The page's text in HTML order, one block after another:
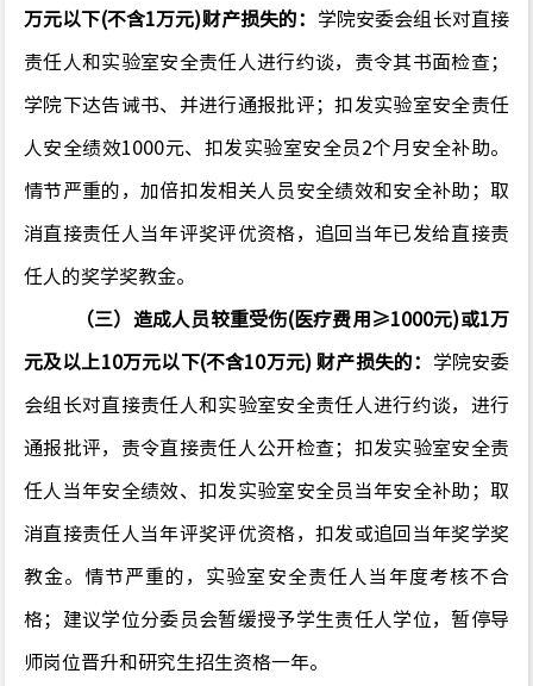
万元以下(不含1万元)财产损失的： 学院安委会组长对直接
责任人和实验室安全责任人进行约谈，责令其书面检查；
学院下达告诫书、并进行通报批评；扣发实验室安全责任
人安全绩效1000元、扣发实验室安全员2个月安全补助。
情节严重的，加倍扣发相关人员安全绩效和安全补助；取
消直接责任人当年评奖评优资格，追回当年已发给直接责
任人的奖学奖教金。
（三）造成人员较重受伤(医疗费用≥1000元)或1万
元及以上10万元以下(不含10万元) 财产损失的： 学院安委
会组长对直接责任人和实验室安全责任人进行约谈，进行
通报批评，责令直接责任人公开检查；扣发实验室安全责
任人当年安全绩效、扣发实验室安全员当年安全补助；取
消直接责任人当年评奖评优资格，扣发或追回当年奖学奖
教金。情节严重的，实验室安全责任人当年度考核不合
格；建议学位分委员会暂缓授予学生责任人学位，暂停导
师岗位晋升和研究生招生资格一年。